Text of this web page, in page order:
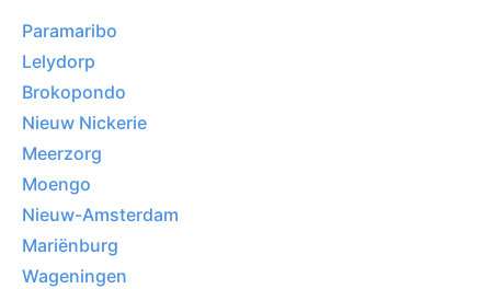
Paramaribo
Lelydorp
Brokopondo
Nieuw Nickerie
Meerzorg
Moengo
Nieuw-Amsterdam
Mariënburg
Wageningen